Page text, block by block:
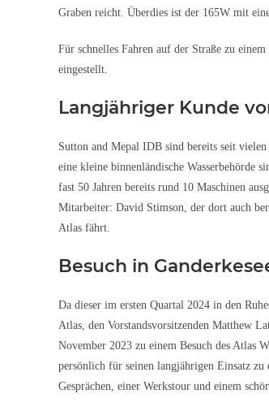
Graben reicht. Überdies ist der 165W mit
Für schnelles Fahren auf der Straße zu
eingestellt.
Langjähriger Kunde
Sutton and Mepal IDB sind bereits seit
eine kleine binnenländische Wasserbehörde
fast 50 Jahren bereits rund 10 Maschinen
Mitarbeiter: David Stimson, der dort auch
Atlas fährt.
Besuch in
Da dieser im ersten Quartal 2024 in den
Atlas, den Vorstandsvorsitzenden Matthew
November 2023 zu einem Besuch des Atlas
persönlich für seinen langjährigen Einsatz zu
Gesprächen, einer Werkstour und einem